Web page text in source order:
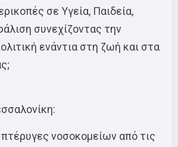
σε Υγεία, Παιδεία,
συνεχίζοντας την
ενάντια στη ζωή και στα
νοσοκομείων από τις